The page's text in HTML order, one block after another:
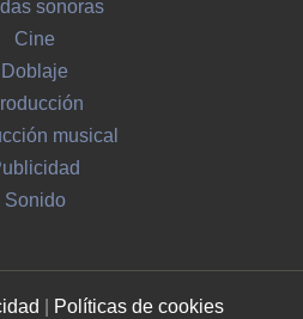
sonoras
Cine
Doblaje
musical
Sonido
Políticas de cookies